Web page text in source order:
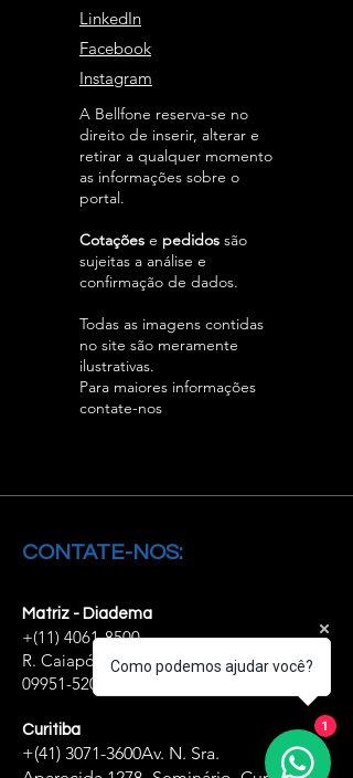
LinkedIn
Facebook
Instagram
A Bellfone reserva-se no
direito de inserir, alterar e
retirar a qualquer momento
as informações sobre o
portal.
Cotações e pedidos são
sujeitas a análise e
confirmação de dados.
Todas as imagens contidas
no site são meramente
ilustrativas.
Para maiores informações
contate-nos
CONTATE-NOS:
Matriz - Diadema
+(11) 4061-8500
R. Caiapós, 98/110 - Diadema - SP,
09951-520
Curitiba
+(41) 3071-3600Av. N. Sra.
Como podemos ajudar você?
1